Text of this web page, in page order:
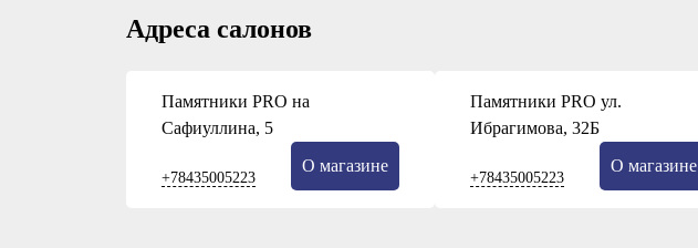
Адреса салонов
Памятники PRO на
Сафиуллина, 5
+78435005223
О магазине
Памятники PRO ул.
Ибрагимова, 32Б
+78435005223
О магазине